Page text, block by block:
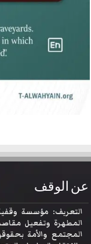
عن الوقف
التعريف: مؤسسة
المطهرة وتفعيل
المجتمع والأمة